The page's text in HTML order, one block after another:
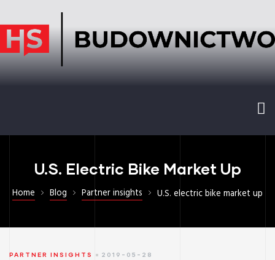
U.S. Electric Bike Market Up
Home Blog Partner insights U.S. electric bike market up
PARTNER INSIGHTS 2019-05-28